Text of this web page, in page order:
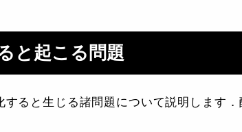
と起こる問題
すると生じる諸問題について説明します